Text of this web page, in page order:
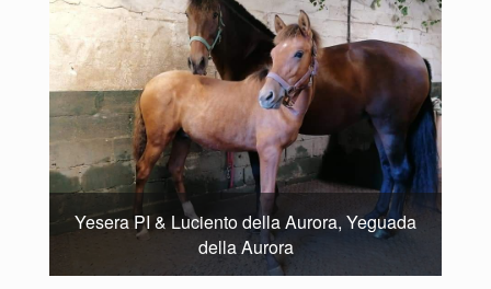
Yesera PI & Luciento della Aurora, Yeguada
della Aurora